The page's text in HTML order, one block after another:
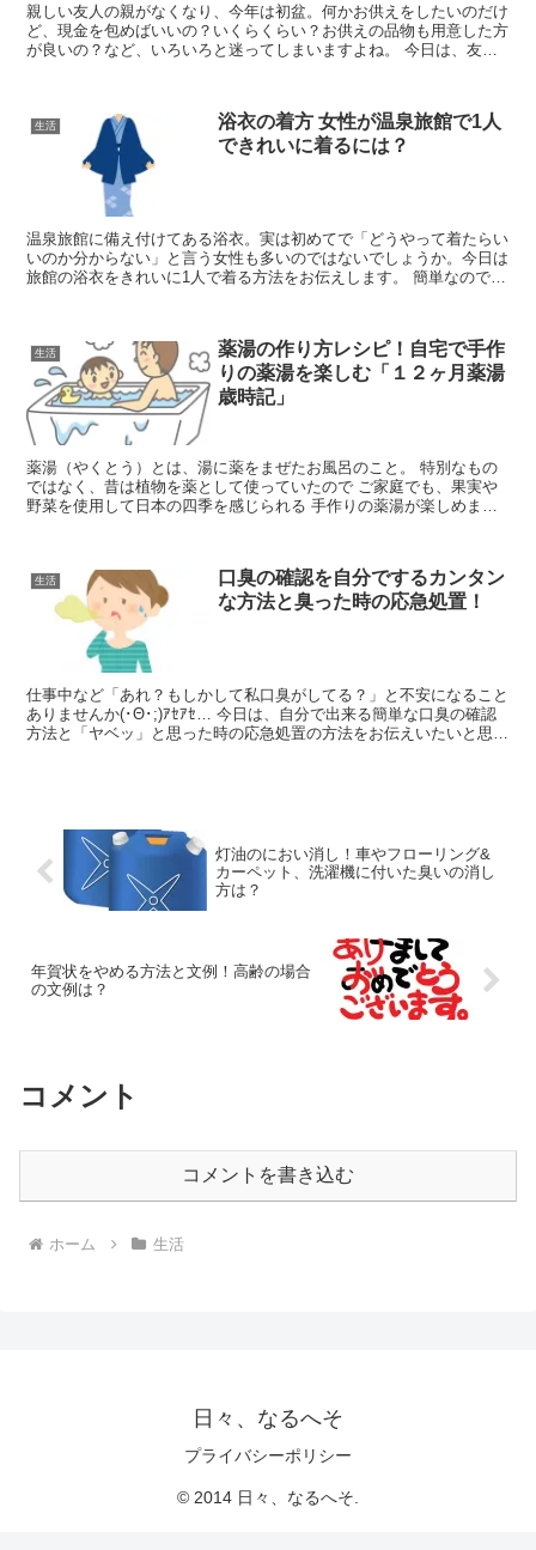
親しい友人の親がなくなり、今年は初盆。何かお供えをしたいのだけ
ど、現金を包めばいいの？いくらくらい？お供えの品物も用意した方
が良いの？など、いろいろと迷ってしまいますよね。 今日は、友人
生活
浴衣の着方 女性が温泉旅館で1人
できれいに着るには？
温泉旅館に備え付けてある浴衣。実は初めてで「どうやって着たらい
いのか分からない」と言う女性も多いのではないでしょうか。今日は
旅館の浴衣をきれいに1人で着る方法をお伝えします。 簡単なので大
生活
薬湯の作り方レシピ！自宅で手作
りの薬湯を楽しむ「１２ヶ月薬湯
歳時記」
薬湯（やくとう）とは、湯に薬をまぜたお風呂のこと。 特別なもの
ではなく、昔は植物を薬として使っていたので ご家庭でも、果実や
野菜を使用して日本の四季を感じられる 手作りの薬湯が楽しめま
生活
口臭の確認を自分でするカンタン
な方法と臭った時の応急処置！
仕事中など「あれ？もしかして私口臭がしてる？」と不安になること
ありませんか(･Θ･;)ｱｾｱｾ… 今日は、自分で出来る簡単な口臭の確認
方法と「ヤベッ」と思った時の応急処置の方法をお伝えいたいと思い
灯油のにおい消し！車やフローリング&
カーペット、洗濯機に付いた臭いの消し
方は？
年賀状をやめる方法と文例！高齢の場合
の文例は？
コメント
コメントを書き込む
ホーム 生活
日々、なるへそ
プライバシーポリシー
© 2014 日々、なるへそ.